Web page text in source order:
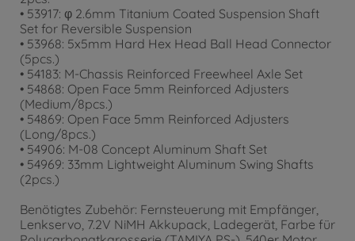
• 53917: φ 2.6mm Titanium Coated Suspension Shaft
Set for Reversible Suspension
• 53968: 5x5mm Hard Hex Head Ball Head Connector
(5pcs.)
• 54183: M-Chassis Reinforced Freewheel Axle Set
• 54868: Open Face 5mm Reinforced Adjusters
(Medium/8pcs.)
• 54869: Open Face 5mm Reinforced Adjusters
(Long/8pcs.)
• 54906: M-08 Concept Aluminum Shaft Set
• 54969: 33mm Lightweight Aluminum Swing Shafts
(2pcs.)
Benötigtes Zubehör: Fernsteuerung mit Empfänger,
Lenkservo, 7.2V NiMH Akkupack, Ladegerät, Farbe für